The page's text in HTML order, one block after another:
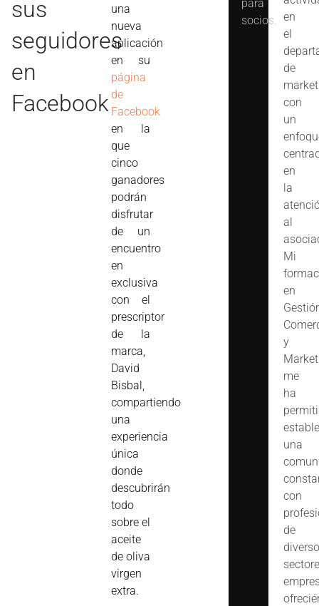
sus
seguidores
en
Facebook
una
nueva
aplicación
en su
página
de
Facebook
en la
que
cinco
ganadores
podrán
disfrutar
de un
encuentro
en
exclusiva
con el
prescriptor
de la
marca,
David
Bisbal,
compartiendo
una
experiencia
única
donde
descubrirán
todo
sobre el
aceite
de oliva
virgen
extra.
para
socios. en
el
de
con
un
en
la
al
Mi
en
y
me
ha
una
con
de